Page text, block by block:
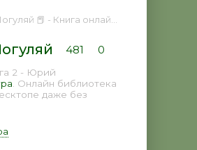
- Книга онлайн бесплатно
481 0
2 - Юрий
. Онлайн библиотека
даже без